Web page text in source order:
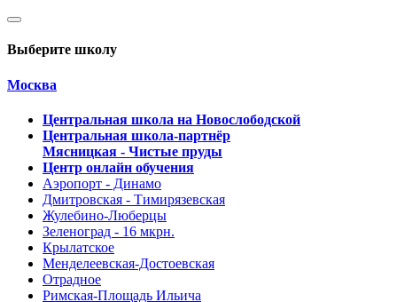
Выберите школу
Москва
Центральная школа на Новослободской
Центральная школа-партнёр
Мясницкая - Чистые пруды
Центр онлайн обучения
Аэропорт - Динамо
Дмитровская - Тимирязевская
Жулебино-Люберцы
Зеленоград - 16 мкрн.
Крылатское
Менделеевская-Достоевская
Отрадное
Римская-Площадь Ильича